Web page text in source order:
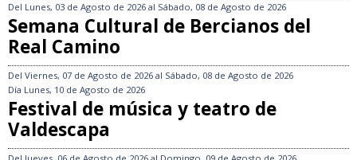
Del Lunes, 03 de Agosto de 2026 al Sábado, 08 de Agosto de 2026
Semana Cultural de Bercianos del
Real Camino
Del Viernes, 07 de Agosto de 2026 al Sábado, 08 de Agosto de 2026
Día Lunes, 10 de Agosto de 2026
Festival de música y teatro de
Valdescapa